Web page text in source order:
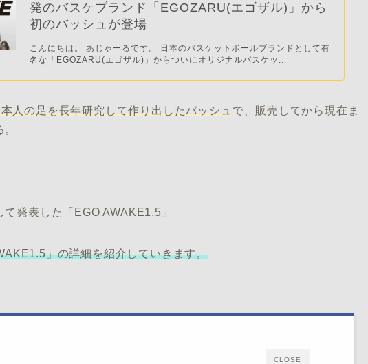
発のバスケブランド「EGOZARU(エゴザル)」から
初のバッシュが登場
こんにちは。 あじゃーるです。 日本のバスケットボールブランドとして有
名な「EGOZARU(エゴザル)」からついにオリジナルバスケッ...
本人の足を長年研究して作り出したバッシュ で、販売してから現在ま
発表した「EGO AWAKE1.5」
」の詳細を紹介していきます。
CLOSE